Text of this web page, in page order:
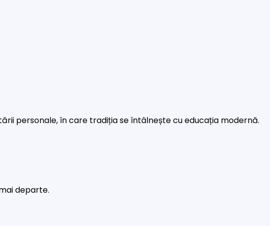
personale, în care tradiția se întâlnește cu educația modernă.
departe.